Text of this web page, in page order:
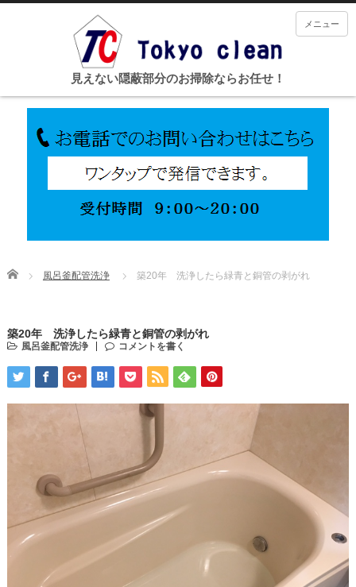
見えない隠蔽部分のお掃除ならお任せ！
メニュー
Home 風呂釜配管洗浄 築20年 洗浄したら緑青と銅管の剥がれ
築20年 洗浄したら緑青と銅管の剥がれ
風呂釜配管洗浄 コメントを書く